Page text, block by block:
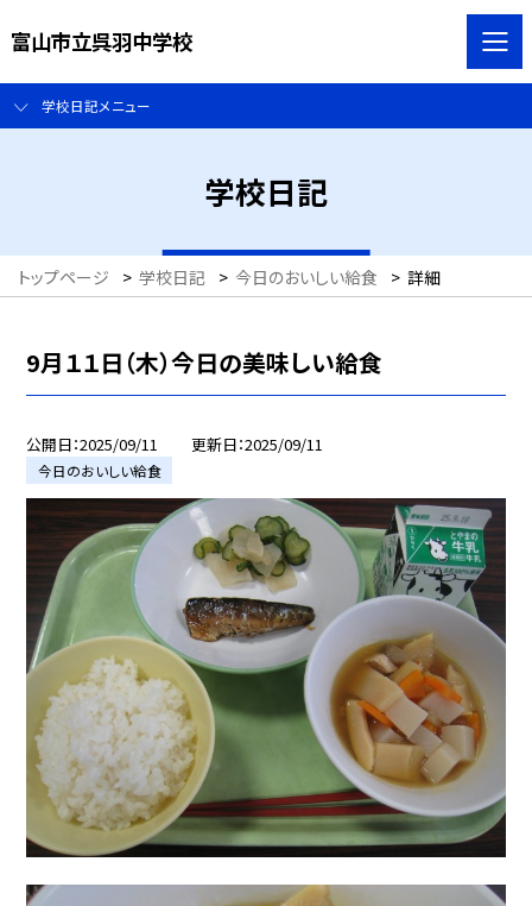
富山市立呉羽中学校
学校日記メニュー
学校日記
トップページ > 学校日記 > 今日のおいしい給食 > 詳細
9月１１日（木）今日の美味しい給食
公開日 2025/09/11 更新日 2025/09/11
今日のおいしい給食